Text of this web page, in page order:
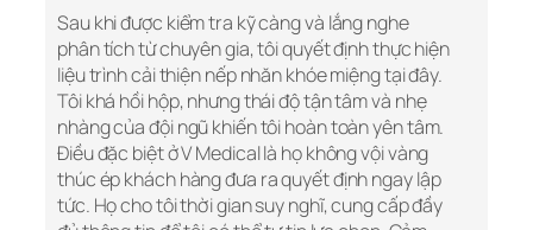
Sau khi được kiểm tra kỹ càng và lắng nghe
phân tích từ chuyên gia, tôi quyết định thực hiện
liệu trình cải thiện nếp nhăn khóe miệng tại đây.
Tôi khá hồi hộp, nhưng thái độ tận tâm và nhẹ
nhàng của đội ngũ khiến tôi hoàn toàn yên tâm.
Điều đặc biệt ở V Medical là họ không vội vàng
thúc ép khách hàng đưa ra quyết định ngay lập
tức. Họ cho tôi thời gian suy nghĩ, cung cấp đầy